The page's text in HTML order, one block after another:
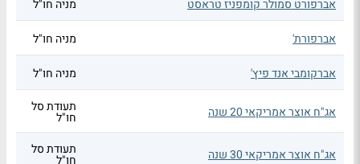
אברפורט סמולר קומפניז טראסט מניה חו"ל
אברפורת' מניה חו"ל
אברקומבי אנד פיץ' מניה חו"ל
אג"ח אוצר אמריקאי 20 שנה תעודת סל
חו"ל
אג"ח אוצר אמריקאי 30 שנה תעודת סל
חו"ל